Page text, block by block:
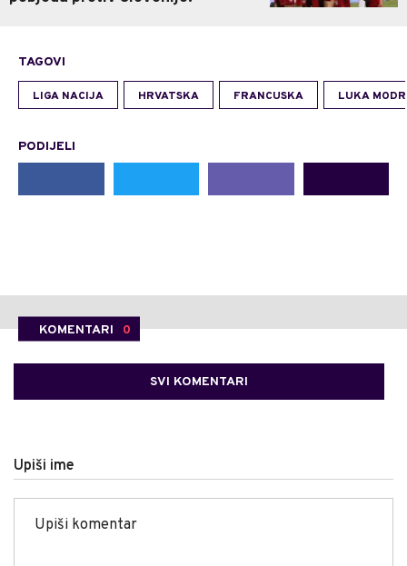
TAGOVI
LIGA NACIJA HRVATSKA FRANCUSKA LUKA
PODIJELI
KOMENTARI 0
SVI KOMENTARI
Upiši ime